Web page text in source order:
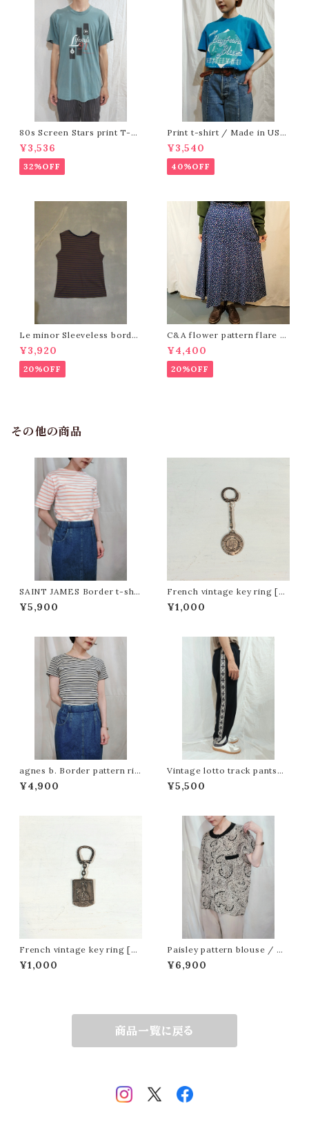
80s Screen Stars print T-sh
irt /Made In Ireland [e-118]
80年代スクリーンスターズプリン
トTシャツ
¥3,536
32%OFF
Print t-shirt / Made in USA
[fa-178]アメリカ製 プリントTシ
ャツ
¥3,540
40%OFF
Le minor Sleeveless border
tops /Made In France [244
6]
¥3,920
20%OFF
C&A flower pattern flare sk
irt ［K-1360］
¥4,400
20%OFF
その他の商品
SAINT JAMES Border t-shir
t / Made in France[fa-104
4]フランス製セントジェームス ボ
¥5,900
French vintage key ring [L
CF]フレンチビンテージキーホル
ダー
¥1,000
agnes b. Border pattern rib
t-shirt[fa-1048]アニエスベー
ボーダー柄リブTシャツ
¥4,900
Vintage lotto track pants
[m-450]
¥5,500
French vintage key ring [C
AS]フレンチビンテージキーホル
ダー
¥1,000
Paisley pattern blouse / M
ade in Italy[m-1573]イタリア
製 ペイズリー柄ブラウス
¥6,900
商品一覧に戻る